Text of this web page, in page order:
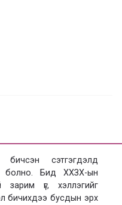
сэтгэгдэлд
болно. Бид ХХЗХ-ын
зарим үг, хэллэгийг
бичихдээ бусдын эрх